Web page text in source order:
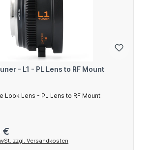
- L1 - PL Lens to RF Mount
Look Lens - PL Lens to RF Mount
€
zzgl. Versandkosten